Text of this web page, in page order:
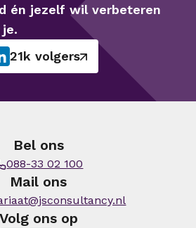
én jezelf wil verbeteren
21k volgers
Bel ons
088-33 02 100
Mail ons
Volg ons op